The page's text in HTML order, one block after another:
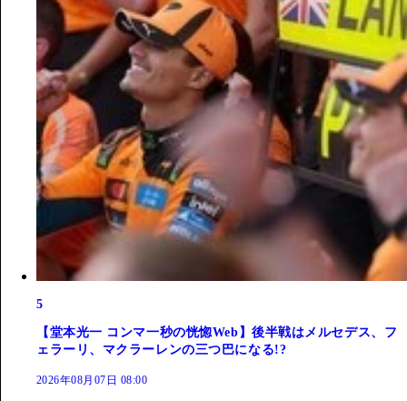
5
【堂本光一 コンマ一秒の恍惚Web】後半戦はメルセデス、フ
ェラーリ、マクラーレンの三つ巴になる!?
2026年08月07日 08:00